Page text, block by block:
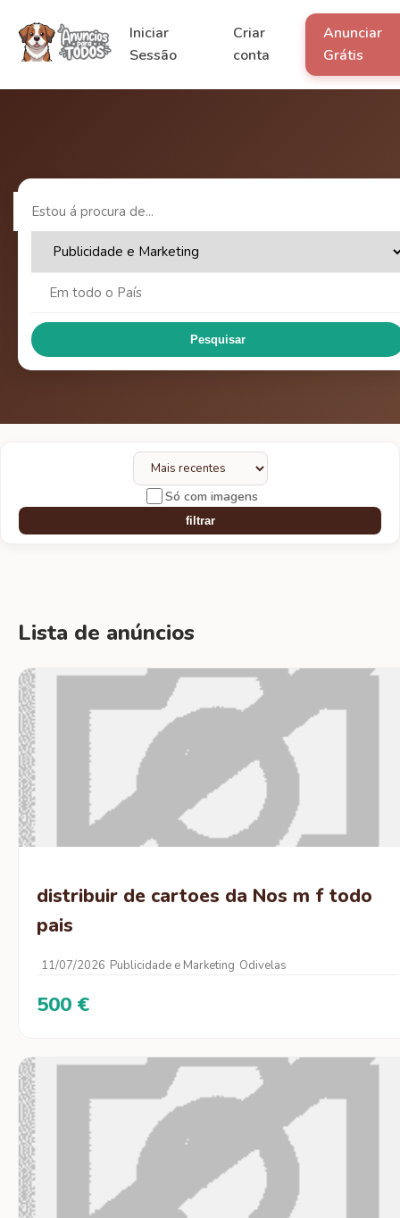
Iniciar
Sessão
Criar
conta
Anunciar
Grátis
Pesquisar
Só com imagens
filtrar
Lista de anúncios
distribuir de cartoes da Nos m f todo
pais
11/07/2026 Publicidade e Marketing Odivelas
500 €